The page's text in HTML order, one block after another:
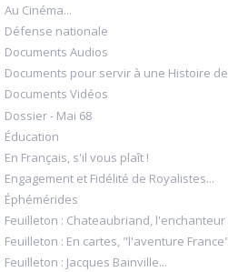
Au Cinéma...
Défense nationale
Documents Audios
Documents pour servir à une Histoire de
Documents Vidéos
Dossier - Mai 68
Éducation
En Français, s'il vous plaît !
Engagement et Fidélité de Royalistes...
Éphémérides
Feuilleton : Chateaubriand,
Feuilleton : En cartes, "l'aventure
Feuilleton : Jacques Bainville...